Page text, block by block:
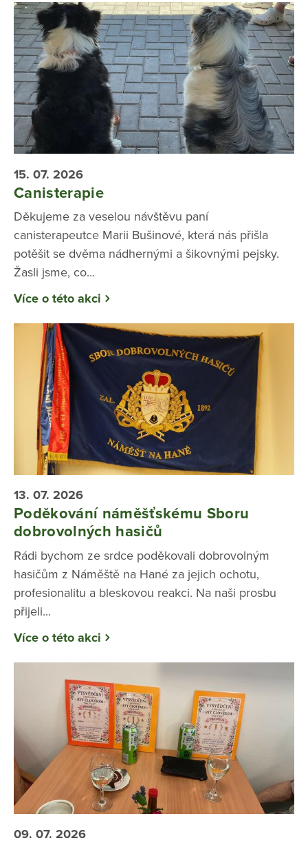
15. 07. 2026
Canisterapie
Děkujeme za veselou návštěvu paní
canisterapeutce Marii Bušinové, která nás přišla
potěšit se dvěma nádhernými a šikovnými pejsky.
Žasli jsme, co...
Více o této akci
13. 07. 2026
Poděkování náměšťskému Sboru
dobrovolných hasičů
Rádi bychom ze srdce poděkovali dobrovolným
hasičům z Náměště na Hané za jejich ochotu,
profesionalitu a bleskovou reakci. Na naši prosbu
přijeli...
Více o této akci
09. 07. 2026